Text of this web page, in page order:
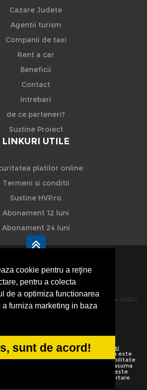
cookie pentru a reţine
pentru a colecta
de a optimiza functionarea
furniza marketing in baza
sunt de acord!
Cazare Judete
Agentii turism
Companii de taxi
Rent a car
Beneficii
Contact
Intrebari
de ce parteneri?
Sustine Proiect
LINKURI UTILE
platilor online
Termeni si conditii
Sustine HVP.ro
Abonament 12 luni
Abonament 24 luni
- Hoteluri Vile Pensiuni
byVilonMedia&TekaBility - ANPC
SOL
ca sunteti de acord cu Termenii si
informatiilor totala sau partiala este
dreptul de a apela la institutiile abilitate
nu isi asuma
informatiilor. Daca o informatie nu este
va rugam folositi linkurile de raportare.